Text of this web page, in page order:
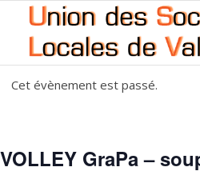
Cet évènement est passé.
VOLLEY GraPa –